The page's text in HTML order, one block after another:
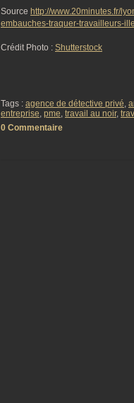
Source http://www.20minutes.fr/
embauches-traquer-travailleurs-
Crédit Photo : Shutterstock
Tags : agence de détective privé,
entreprise, pme, travail au noir,
0 Commentaire